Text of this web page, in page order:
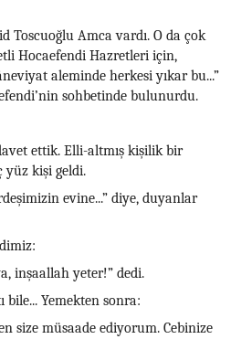
Toscuoğlu Amca vardı. O da çok
Hocaefendi Hazretleri için,
aleminde herkesi yıkar bu...”
sohbetinde bulunurdu.
ettik. Elli-altmış kişilik bir
yüz kişi geldi.
evine...” diye, duyanlar
inşaallah yeter!” dedi.
bile... Yemekten sonra:
size müsaade ediyorum. Cebinize